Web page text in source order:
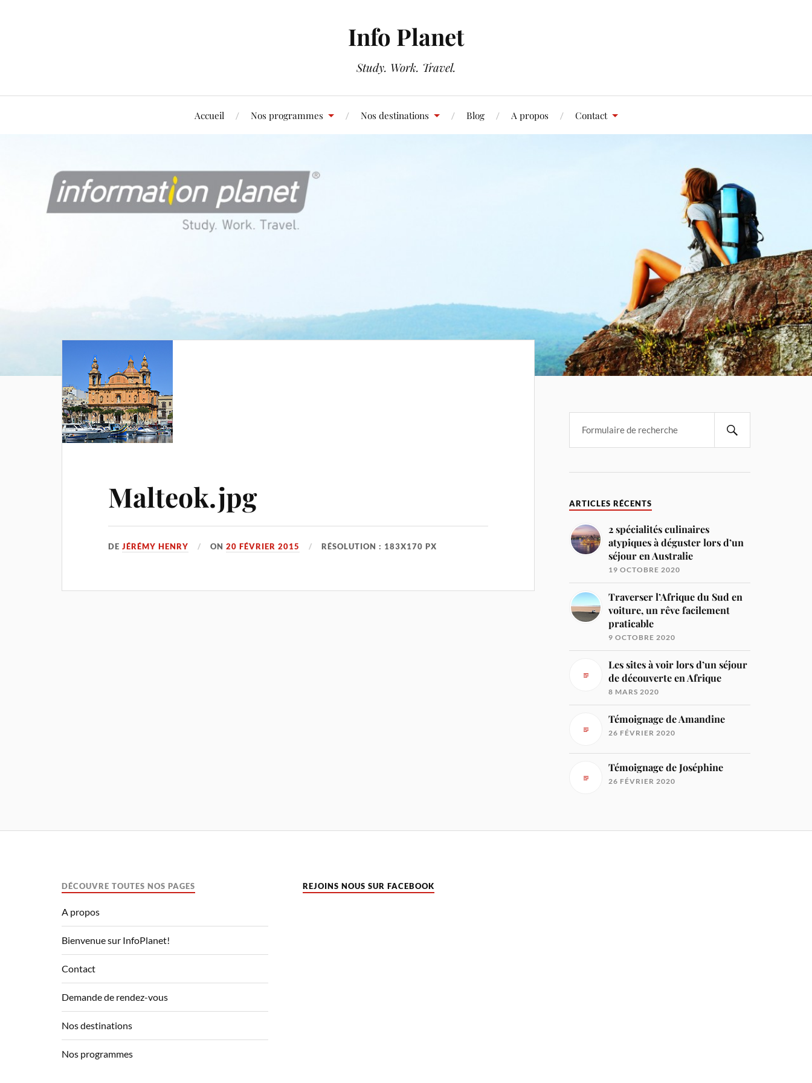
Info Planet
Study. Work. Travel.
Accueil Nos programmes Nos destinations Blog A propos Contact
Malteok.jpg
DEJÉRÉMY HENRY ON20 FÉVRIER 2015 RÉSOLUTION : 183X170 PX
ARTICLES RÉCENTS
2 spécialités culinaires
atypiques à déguster lors d’un
séjour en Australie
19 OCTOBRE 2020
Traverser l’Afrique du Sud en
voiture, un rêve facilement
praticable
9 OCTOBRE 2020
Les sites à voir lors d’un séjour
de découverte en Afrique
8 MARS 2020
Témoignage de Amandine
26 FÉVRIER 2020
Témoignage de Joséphine
26 FÉVRIER 2020
DÉCOUVRE TOUTES NOS PAGES
A propos
Bienvenue sur InfoPlanet!
Contact
Demande de rendez-vous
Nos destinations
Nos programmes
REJOINS NOUS SUR FACEBOOK